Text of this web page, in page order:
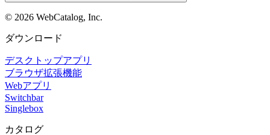
© 2026 WebCatalog, Inc.
ダウンロード
デスクトップアプリ
ブラウザ拡張機能
Webアプリ
Switchbar
Singlebox
カタログ